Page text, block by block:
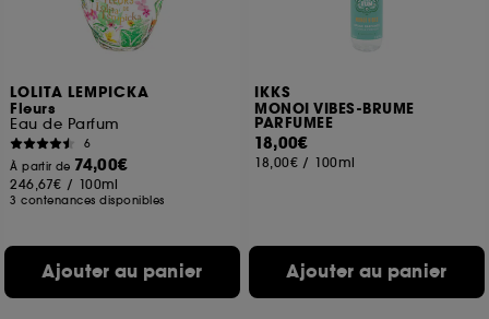
LOLITA LEMPICKA
Fleurs
Eau de Parfum
6
À partir de 74,00€
246,67€ / 100ml
3 contenances disponibles
Ajouter au panier
IKKS
MONOI VIBES-BRUME
PARFUMEE
18,00€
18,00€ / 100ml
Ajouter au panier